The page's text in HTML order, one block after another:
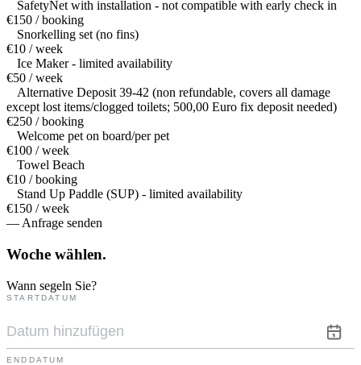
SafetyNet with installation - not compatible with early check in
€150 / booking
Snorkelling set (no fins)
€10 / week
Ice Maker - limited availability
€50 / week
Alternative Deposit 39-42 (non refundable, covers all damage
except lost items/clogged toilets; 500,00 Euro fix deposit needed)
€250 / booking
Welcome pet on board/per pet
€100 / week
Towel Beach
€10 / booking
Stand Up Paddle (SUP) - limited availability
€150 / week
— Anfrage senden
Woche wählen.
Wann segeln Sie?
STARTDATUM
ENDDATUM